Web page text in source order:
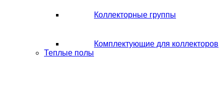
Коллекторные группы
Комплектующие для коллекторов
Теплые полы